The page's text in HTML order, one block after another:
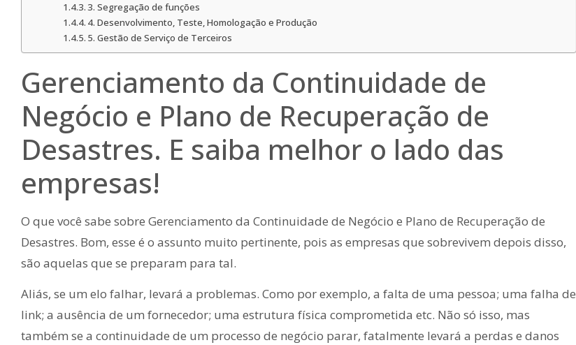
3. Segregação de funções
4. Desenvolvimento, Teste, Homologação e Produção
5. Gestão de Serviço de Terceiros
Gerenciamento da Continuidade de
Negócio e Plano de Recuperação de
Desastres. E saiba melhor o lado das
empresas!
O que você sabe sobre Gerenciamento da Continuidade de Negócio e Plano de Recuperação de
Desastres. Bom, esse é o assunto muito pertinente, pois as empresas que sobrevivem depois disso,
são aquelas que se preparam para tal.
Aliás, se um elo falhar, levará a problemas. Como por exemplo, a falta de uma pessoa; uma falha de
link; a ausência de um fornecedor; uma estrutura física comprometida etc. Não só isso, mas
também se a continuidade de um processo de negócio parar, fatalmente levará a perdas e danos